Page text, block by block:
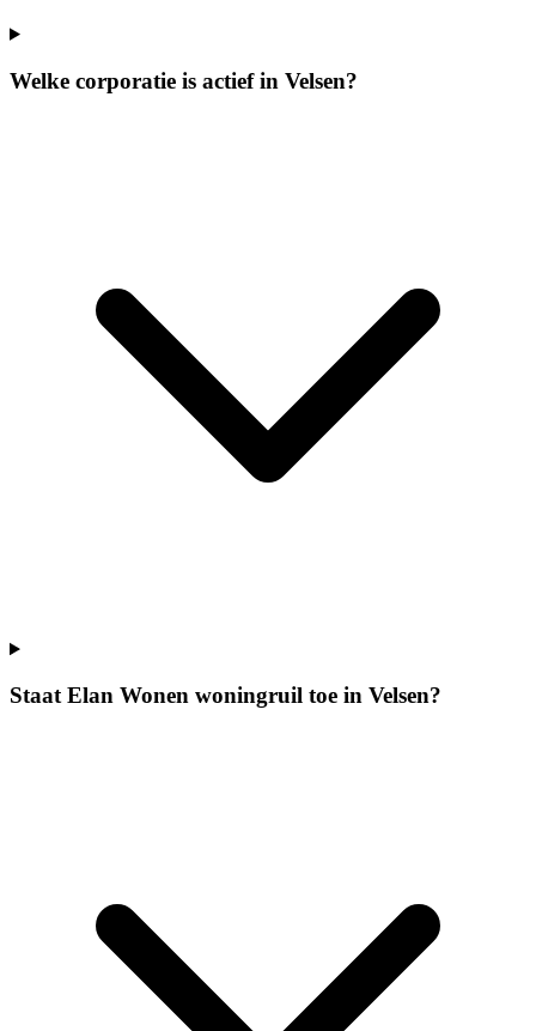
Welke corporatie is actief in Velsen?
Staat Elan Wonen woningruil toe in Velsen?